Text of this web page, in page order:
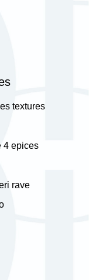
textures
4 epices
rave